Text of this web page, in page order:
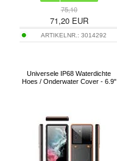
75,10
71,20EUR
ARTIKELNR.: 3014292
Universele IP68 Waterdichte
Hoes / Onderwater Cover - 6.9"